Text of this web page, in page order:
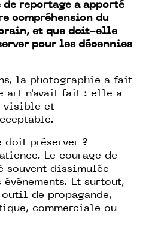
reportage a apporté
compréhension du
et que doit-elle
pour les décennies
la photographie a fait
art n'avait fait : elle a
visible et
.
doit préserver ?
Le courage de
souvent dissimulée
événements. Et surtout,
outil de propagande,
commerciale ou